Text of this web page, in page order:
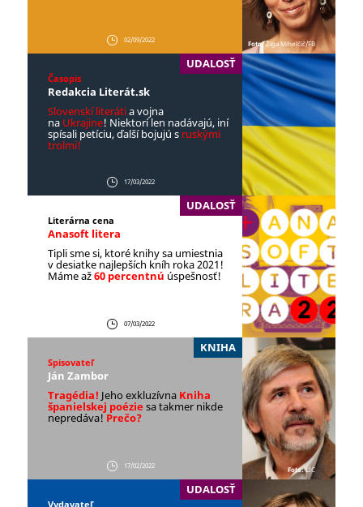
02/09/2022 Foto:Žiga Mihelčič/FB
UDALOSŤ
Časopis
Redakcia Literát.sk
Slovenskí literátia vojna
na Ukrajine! Niektorí len nadávajú, iní
spísali petíciu, ďalší bojujú s ruskými
trolmi!
17/03/2022
UDALOSŤ
Literárna cena
Anasoft litera
Tipli sme si, ktoré knihy sa umiestnia
v desiatke najlepších kníh roka 2021!
Máme až60 percentnú úspešnosť!
07/03/2022
KNIHA
Spisovateľ
Ján Zambor
Tragédia! Jeho exkluzívna Kniha
španielskej poézie sa takmer nikde
nepredáva!Prečo?
17/02/2022 Foto:LIC
UDALOSŤ
Vydavateľ